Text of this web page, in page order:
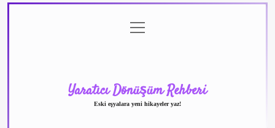
menüyü
aç
Yaratıcı Dönüşüm Rehberi
Eski eşyalara yeni hikayeler yaz!